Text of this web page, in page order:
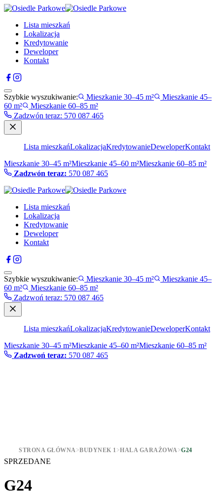
Lista mieszkań
Lokalizacja
Kredytowanie
Deweloper
Kontakt
Szybkie wyszukiwanie: Mieszkanie 30–45 m²
Mieszkanie 45–
60 m²
Mieszkanie 60–85 m²
Zadzwón teraz: 570 087 465
Lista mieszkańLokalizacjaKredytowanieDeweloperKontakt
Mieszkanie 30–45 m²Mieszkanie 45–60 m²Mieszkanie 60–85 m²
Zadzwón teraz: 570 087 465
Lista mieszkań
Lokalizacja
Kredytowanie
Deweloper
Kontakt
Szybkie wyszukiwanie: Mieszkanie 30–45 m²
Mieszkanie 45–
60 m²
Mieszkanie 60–85 m²
Zadzwoń teraz: 570 087 465
Lista mieszkańLokalizacjaKredytowanieDeweloperKontakt
Mieszkanie 30–45 m²Mieszkanie 45–60 m²Mieszkanie 60–85 m²
Zadzwoń teraz: 570 087 465
STRONA GŁÓWNA>BUDYNEK 1 >HALA GARAŻOWA>G24
SPRZEDANE
G24